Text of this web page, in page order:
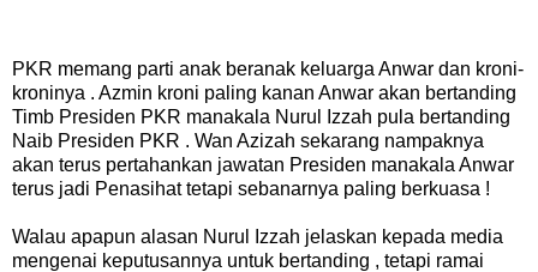
PKR memang parti anak beranak keluarga Anwar dan kroni-
kroninya . Azmin kroni paling kanan Anwar akan bertanding
Timb Presiden PKR manakala Nurul Izzah pula bertanding
Naib Presiden PKR . Wan Azizah sekarang nampaknya
akan terus pertahankan jawatan Presiden manakala Anwar
terus jadi Penasihat tetapi sebanarnya paling berkuasa !
Walau apapun alasan Nurul Izzah jelaskan kepada media
mengenai keputusannya untuk bertanding , tetapi ramai